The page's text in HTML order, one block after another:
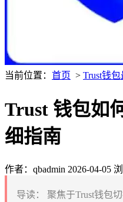
当前位置： 首页 > Trust钱
Trust 钱包如
细指南
作者：qbadmin 2026-04-05
导读：
聚焦于Trust钱包